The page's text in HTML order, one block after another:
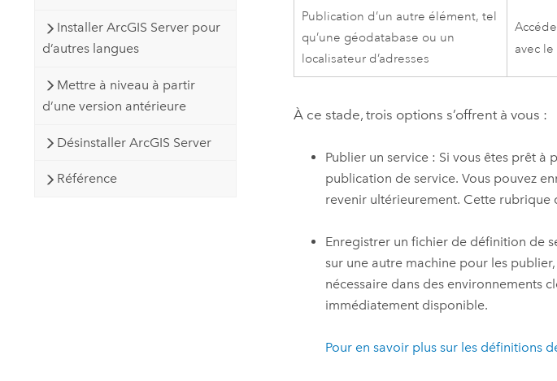
Installer ArcGIS Server pour
d’autres langues
Mettre à niveau à partir
d’une version antérieure
Désinstaller ArcGIS Server
Référence
Publication d’un autre élément, tel
qu’une géodatabase ou un
localisateur d’adresses
avec
À ce stade, trois options s’offrent à vous :
Publier un service : Si vous êtes prêt
publication de service. Vous pouvez
revenir ultérieurement. Cette rubrique
Enregistrer un fichier de définition de
sur une autre machine pour les
nécessaire dans des environnements
immédiatement disponible.
Pour en savoir plus sur les définitions